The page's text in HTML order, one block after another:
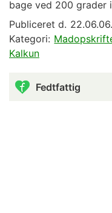
bage ved 200 grader
Publiceret d. 22.06.06.
Kategori:
Kalkun
Fedtfattig